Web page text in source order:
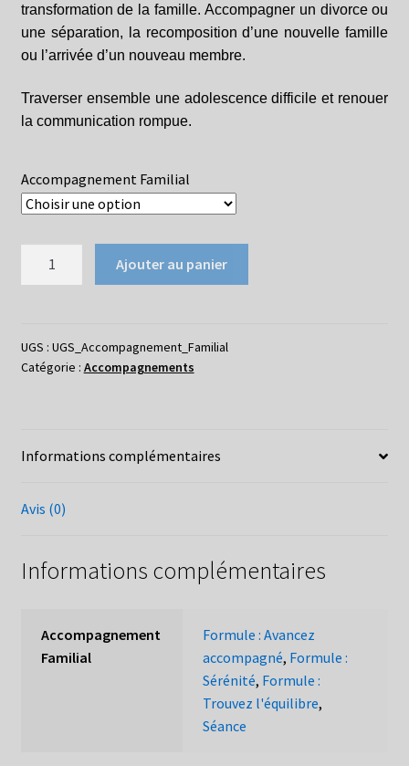
à
1085,00€
transformation de la famille. Accompagner un divorce ou
une séparation, la recomposition d’une nouvelle famille
ou l’arrivée d’un nouveau membre.
Traverser ensemble une adolescence difficile et renouer
la communication rompue.
Accompagnement Familial
Ajouter au panier
UGS : UGS_Accompagnement_Familial
Catégorie : Accompagnements
Informations complémentaires
Avis (0)
Informations complémentaires
Accompagnement
Familial
Formule : Avancez
accompagné, Formule :
Sérénité, Formule :
Trouvez l'équilibre,
Séance